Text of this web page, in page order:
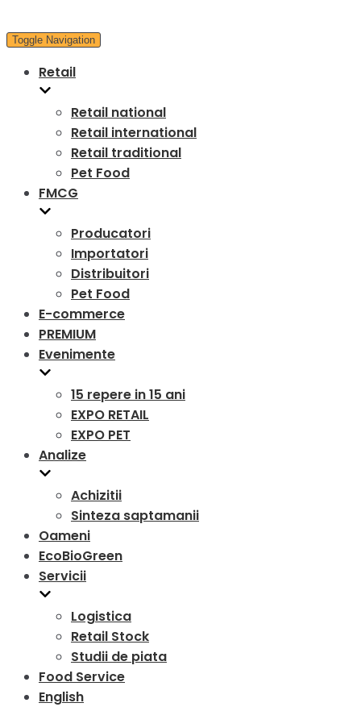
Toggle Navigation
Retail
Retail national
Retail international
Retail traditional
Pet Food
FMCG
Producatori
Importatori
Distribuitori
Pet Food
E-commerce
PREMIUM
Evenimente
15 repere in 15 ani
EXPO RETAIL
EXPO PET
Analize
Achizitii
Sinteza saptamanii
Oameni
EcoBioGreen
Servicii
Logistica
Retail Stock
Studii de piata
Food Service
English